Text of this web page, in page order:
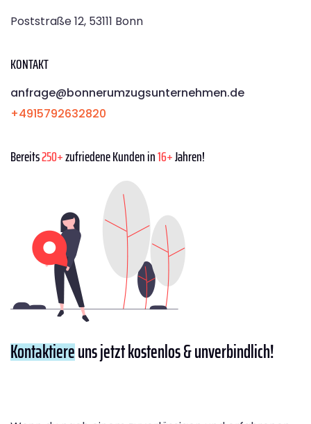
Poststraße 12, 53111 Bonn
KONTAKT
anfrage@bonnerumzugsunternehmen.de
+4915792632820
Bereits250+zufriedene Kunden in16+Jahren!
Kontaktiereuns jetzt kostenlos & unverbindlich!